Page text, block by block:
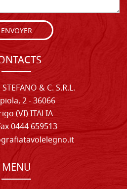
ENVOYER
& C. S.R.L.
2 - 36066
(VI) ITALIA
0444 659513
MENU